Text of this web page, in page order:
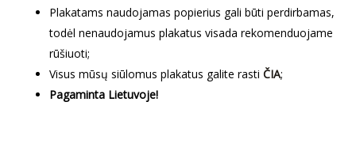
Plakatams naudojamas popierius gali būti perdirbamas,
todėl nenaudojamus plakatus visada rekomenduojame
rūšiuoti;
Visus mūsų siūlomus plakatus galite rasti ČIA;
Pagaminta Lietuvoje!